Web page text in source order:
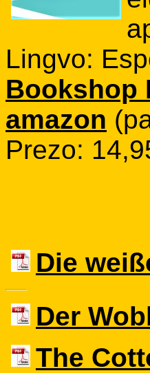
Lingvo:
Bookshop
amazon
Prezo:
Die
Der
The